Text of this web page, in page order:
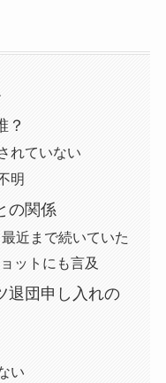
？
れていない
明
の関係
近まで続いていた
ットにも言及
退団申し入れの
い